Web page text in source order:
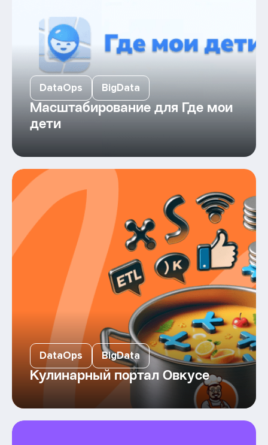
DataOps BigData
Масштабирование для Где мои
дети
DataOps BigData
Кулинарный портал Овкусе